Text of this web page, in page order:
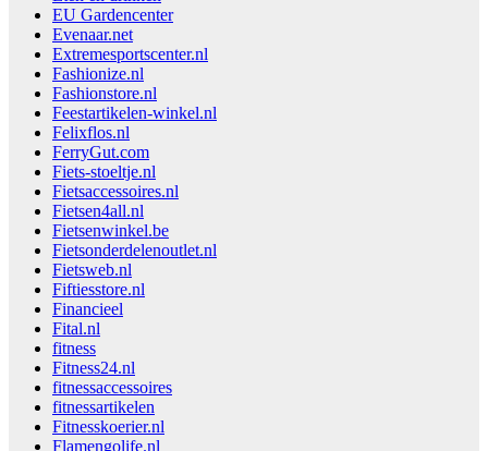
EU Gardencenter
Evenaar.net
Extremesportscenter.nl
Fashionize.nl
Fashionstore.nl
Feestartikelen-winkel.nl
Felixflos.nl
FerryGut.com
Fiets-stoeltje.nl
Fietsaccessoires.nl
Fietsen4all.nl
Fietsenwinkel.be
Fietsonderdelenoutlet.nl
Fietsweb.nl
Fiftiesstore.nl
Financieel
Fital.nl
fitness
Fitness24.nl
fitnessaccessoires
fitnessartikelen
Fitnesskoerier.nl
Flamengolife.nl